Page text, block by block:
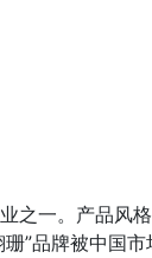
之一。产品风格
”品牌被中国市